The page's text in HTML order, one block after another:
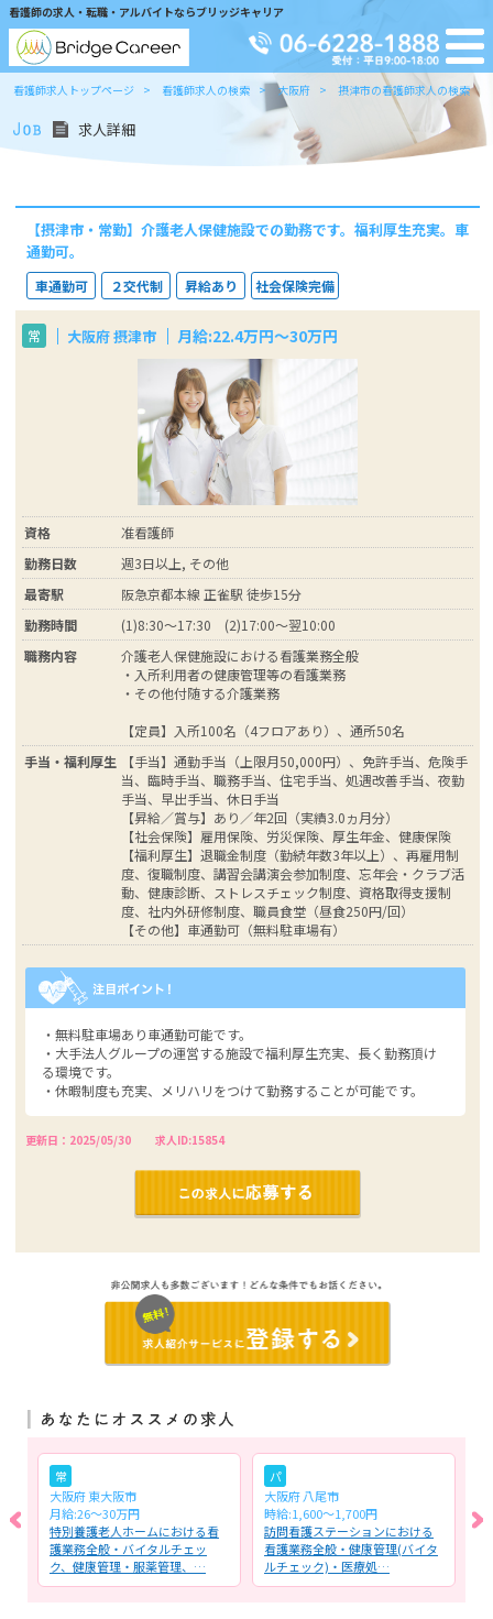
看護師の求人・転職・アルバイトならブリッジキャリア
看護師求人トップページ 看護師求人の検索 大阪府 摂津市の看護師求人の検索
求人詳細
【摂津市・常勤】介護老人保健施設での勤務です。福利厚生充実。車
通勤可。
車通勤可 ２交代制 昇給あり 社会保険完備
常 大阪府 摂津市 月給:22.4万円～30万円
資格
准看護師
勤務日数
週3日以上, その他
最寄駅
阪急京都本線 正雀駅 徒歩15分
勤務時間
(1)8:30～17:30 (2)17:00～翌10:00
職務内容
介護老人保健施設における看護業務全般
・入所利用者の健康管理等の看護業務
・その他付随する介護業務
【定員】入所100名（4フロアあり）、通所50名
手当・福利厚生
【手当】通勤手当（上限月50,000円）、免許手当、危険手
当、臨時手当、職務手当、住宅手当、処遇改善手当、夜勤
手当、早出手当、休日手当
【昇給／賞与】あり／年2回（実績3.0ヵ月分）
【社会保険】雇用保険、労災保険、厚生年金、健康保険
【福利厚生】退職金制度（勤続年数3年以上）、再雇用制
度、復職制度、講習会講演会参加制度、忘年会・クラブ活
動、健康診断、ストレスチェック制度、資格取得支援制
度、社内外研修制度、職員食堂（昼食250円/回）
【その他】車通勤可（無料駐車場有）
・無料駐車場あり車通勤可能です。
・大手法人グループの運営する施設で福利厚生充実、長く勤務頂け
る環境です。
・休暇制度も充実、メリハリをつけて勤務することが可能です。
更新日：2025/05/30 求人ID:15854
常
大阪府 東大阪市
月給:26～30万円
特別養護老人ホームにおける看
護業務全般・バイタルチェッ
ク、健康管理・服薬管理、…
パ
大阪府 八尾市
時給:1,600～1,700円
訪問看護ステーションにおける
看護業務全般・健康管理(バイタ
ルチェック)・医療処…